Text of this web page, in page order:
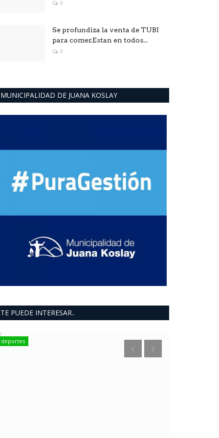
0
Se profundiza la venta de TUBI
para comer.Estan en todos...
0
MUNICIPALIDAD DE JUANA KOSLAY
TE PUEDE INTERESAR..
deportes